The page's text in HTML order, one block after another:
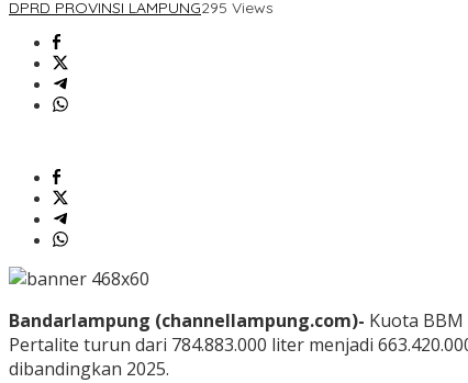
DPRD PROVINSI LAMPUNG295 Views
Bandarlampung (channellampung.com)- Kuota
Pertalite turun dari 784.883.000 liter menjadi
dibandingkan 2025.